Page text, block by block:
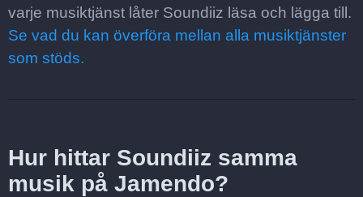
varje musiktjänst låter Soundiiz läsa och lägga till.
Se vad du kan överföra mellan alla musiktjänster
som stöds.
Hur hittar Soundiiz samma
musik på Jamendo?